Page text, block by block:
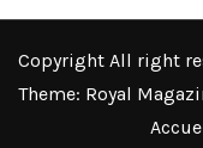
Copyright All right
Theme: Royal